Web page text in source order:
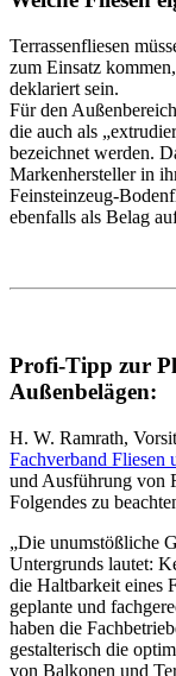
Terrassenfliesen
zum Einsatz
deklariert sein.
Für den
die auch als
bezeichnet werden.
Markenhersteller in
Feinsteinzeug-
ebenfalls als Belag
Profi-Tipp zur
Außenbelägen:
H. W. Ramrath,
Fachverband Fliesen
und Ausführung von
Folgendes zu
„Die unumstößliche
Untergrunds lautet:
die Haltbarkeit eines
geplante und
haben die
gestalterisch die
von Balkonen und